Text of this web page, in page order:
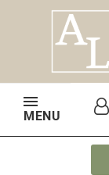
MENU